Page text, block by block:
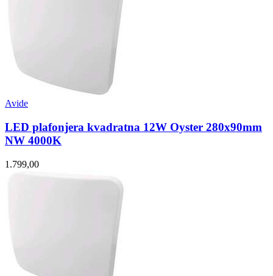
Avide
LED plafonjera kvadratna 12W Oyster 280x90mm
NW 4000K
1.799,00